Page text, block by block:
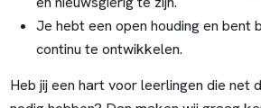
Je hebt een open houding en bent
continu te ontwikkelen.
Heb jij een hart voor leerlingen die net